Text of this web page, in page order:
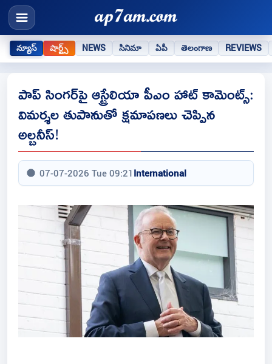
న్యూస్ షార్ట్స్ NEWS సినిమా ఏపీ తెలంగాణ REVIEWS
పాప్ సింగర్‌పై ఆస్ట్రేలియా పీఎం హాట్ కామెంట్స్:
విమర్శల తుపానుతో క్షమాపణలు చెప్పిన
అల్బనీస్!
07-07-2026 Tue 09:21 International